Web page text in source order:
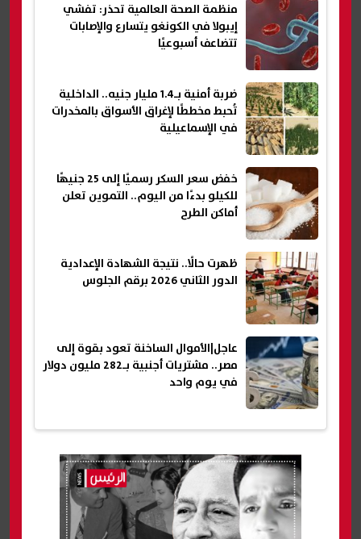
منظمة الصحة العالمية تحذر: تفشي
إيبولا في الكونغو يتسارع والإصابات
تتضاعف أسبوعيًا
ضربة أمنية بـ1.4 مليار جنيه.. الداخلية
تُحبط مخططًا لإغراق الأسواق بالمخدرات
في الإسماعيلية
خفض سعر السكر رسميًا إلى 25 جنيهًا
للكيلو بدءًا من اليوم.. التموين تعلن
أماكن الطرح
ظهرت حالًا.. نتيجة الشهادة الإعدادية
الدور الثاني 2026 برقم الجلوس
عاجل|الأموال الساخنة تعود بقوة إلى
مصر.. مشتريات أجنبية بـ282 مليون دولار
في يوم واحد